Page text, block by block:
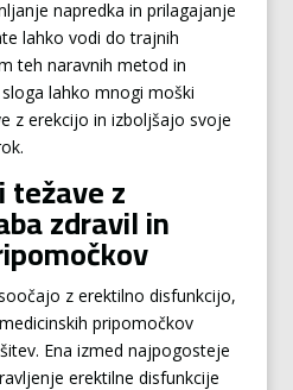
napredka in prilagajanje
lahko vodi do trajnih
teh naravnih metod in
lahko mnogi moški
z erekcijo in izboljšajo svoje
z
zdravil in
z erektilno disfunkcijo,
pripomočkov
Ena izmed najpogosteje
erektilne disfunkcije